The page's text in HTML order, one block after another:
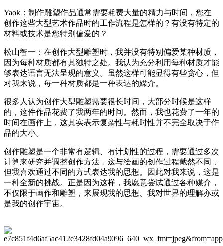
Yaok ：制作雕塑作品通常需要耗费大量的精力与时间，您在
创作这些大型艺术作品时的工作流程是怎样的？有没有特定的
材料或技术是您特别偏爱的？
松山智一：在创作大型雕塑时，我并没有特别偏爱某种材质，
因为每种材质都有其独特之处。我认为充分利用每种材质才能
够表达语言无法呈现的意义。虽然这样可能显得有些贪心，但
对我来说，每一种材质都是一种表达的媒介。
很多人认为创作大型雕塑需要很长时间， 大部分时候是这样
的， 这件作品花费了我两年的时间。然而，我也花费了一年的
时间在画作上，这其实表示复杂性与耗时性并不完全取决于作
品的大小。
创作雕塑是一个非常有逻辑 、有计划性的过程，需要通过多次
计算来研究并调整创作方法 ， 这与绘画的创作过程截然不同，
但我喜欢通过不同的方式表达我的思想。 因 此对我来说，这是
一种全新的挑战。正是因为这样 ，我愿意尝试通过各种媒介，
不仅限于画作和雕塑 ，来展现我的思想、我对世界的理解亦或
是我的创作宇宙。